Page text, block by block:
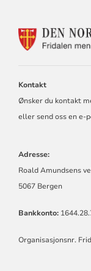
Kontakt
Ønsker du kontakt
eller send oss en e-
Adresse:
Roald Amundsens
5067 Bergen
Bankkonto:
Organisasjonsnr.